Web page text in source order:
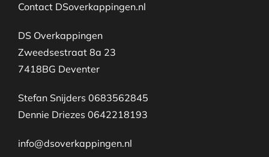
Contact DSoverkappingen.nl
DS Overkappingen
Zweedsestraat 8a 23
7418BG Deventer
Stefan Snijders 0683562845
Dennie Driezes 0642218193
info@dsoverkappingen.nl